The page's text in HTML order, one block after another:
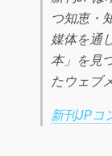
つ知恵・
媒体を通
本」を見
たウェブ
新刊JPコ